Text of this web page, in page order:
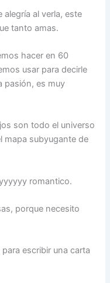
alegría al verla, este
tanto amas.
hacer en 60
usar para decirle
pasión, es muy
son todo el universo
mapa subyugante de
romantico.
porque necesito
escribir una carta